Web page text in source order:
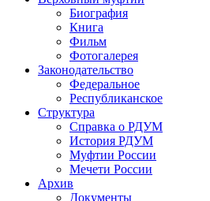
Биография
Книга
Фильм
Фотогалерея
Законодательство
Федеральное
Республиканское
Структура
Справка о РДУМ
История РДУМ
Муфтии России
Мечети России
Архив
Документы